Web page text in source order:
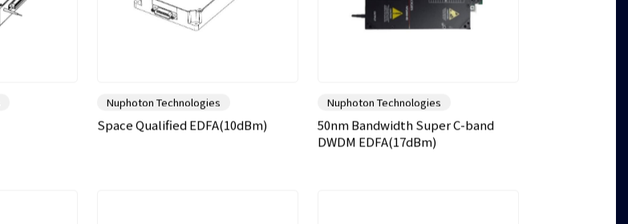
Nuphoton Technologies
Space Qualified EDFA(10dBm)
Nuphoton Technologies
50nm Bandwidth Super C-band
DWDM EDFA(17dBm)